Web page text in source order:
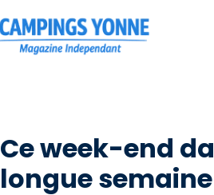
Ce week-end
longue